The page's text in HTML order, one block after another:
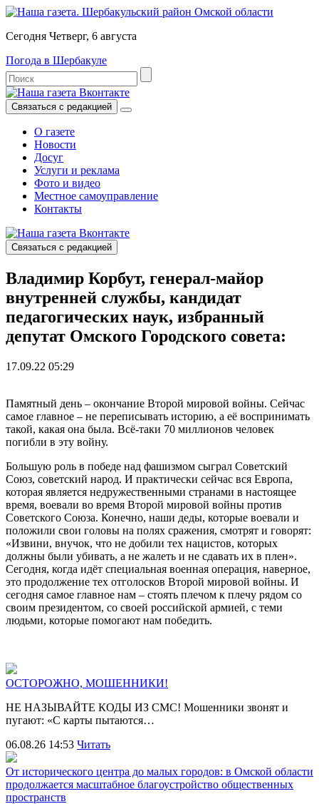
Сегодня Четверг, 6 августа
Погода в Шербакуле
Связаться с редакцией
О газете
Новости
Досуг
Услуги и реклама
Фото и видео
Местное самоуправление
Контакты
Связаться с редакцией
Владимир Корбут, генерал-майор
внутренней службы, кандидат
педагогических наук, избранный
депутат Омского Городского совета:
17.09.22 05:29
Памятный день – окончание Второй мировой войны. Сейчас
самое главное – не переписывать историю, а её воспринимать
такой, какая она была. Всё-таки 70 миллионов человек
погибли в эту войну.
Большую роль в победе над фашизмом сыграл Советский
Союз, советский народ. И практически сейчас вся Европа,
которая является недружественными странами в настоящее
время, воевали во время Второй мировой войны против
Советского Союза. Конечно, наши деды, которые воевали и
положили свои головы на полях сражения, смотрят и говорят:
«Извини, внучок, что не добили тех нацистов, которых
должны были убивать, а не жалеть и не сдавать их в плен».
Сегодня, когда идёт специальная военная операция, наверное,
это продолжение тех отголосков Второй мировой войны. И
сегодня самое главное нам – стоять плечом к плечу рядом со
своим президентом, со своей российской армией, с теми
людьми, которые помогают нам победить.
ОСТОРОЖНО, МОШЕННИКИ!
НЕ НАЗЫВАЙТЕ КОДЫ ИЗ СМС! Мошенники звонят и
пугают: «С карты пытаются…
06.08.26 14:53 Читать
От исторического центра до малых городов: в Омской области
продолжается масштабное благоустройство общественных
пространств